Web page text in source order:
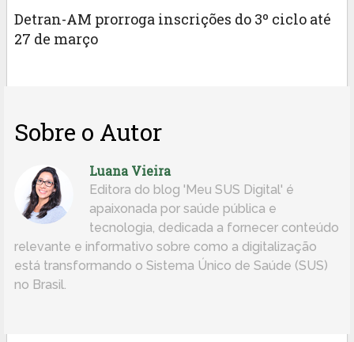
Detran-AM prorroga inscrições do 3º ciclo até
27 de março
Sobre o Autor
Luana Vieira
Editora do blog 'Meu SUS Digital' é
apaixonada por saúde pública e
tecnologia, dedicada a fornecer conteúdo
relevante e informativo sobre como a digitalização
está transformando o Sistema Único de Saúde (SUS)
no Brasil.